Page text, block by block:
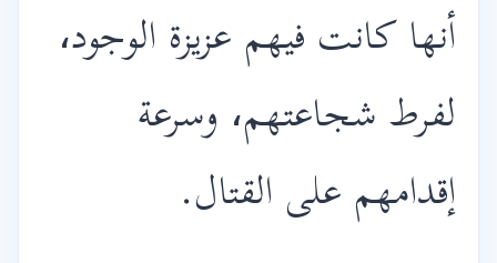
أنها كانت فيهم عزيزة الوجود،
لفرط شجاعتهم، وسرعة
إقدامهم على القتال.